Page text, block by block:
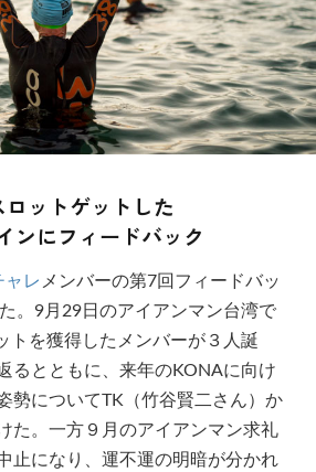
ロットゲットした
ンにフィードバック
ャレ メンバーの第7回フィードバッ
。9月29日のアイアンマン台湾で
トを獲得したメンバーが３人誕
るとともに、来年のKONAに向け
勢についてTK（竹谷賢二さん）か
た。一方９月のアイアンマン求礼
止になり、運不運の明暗が分かれ